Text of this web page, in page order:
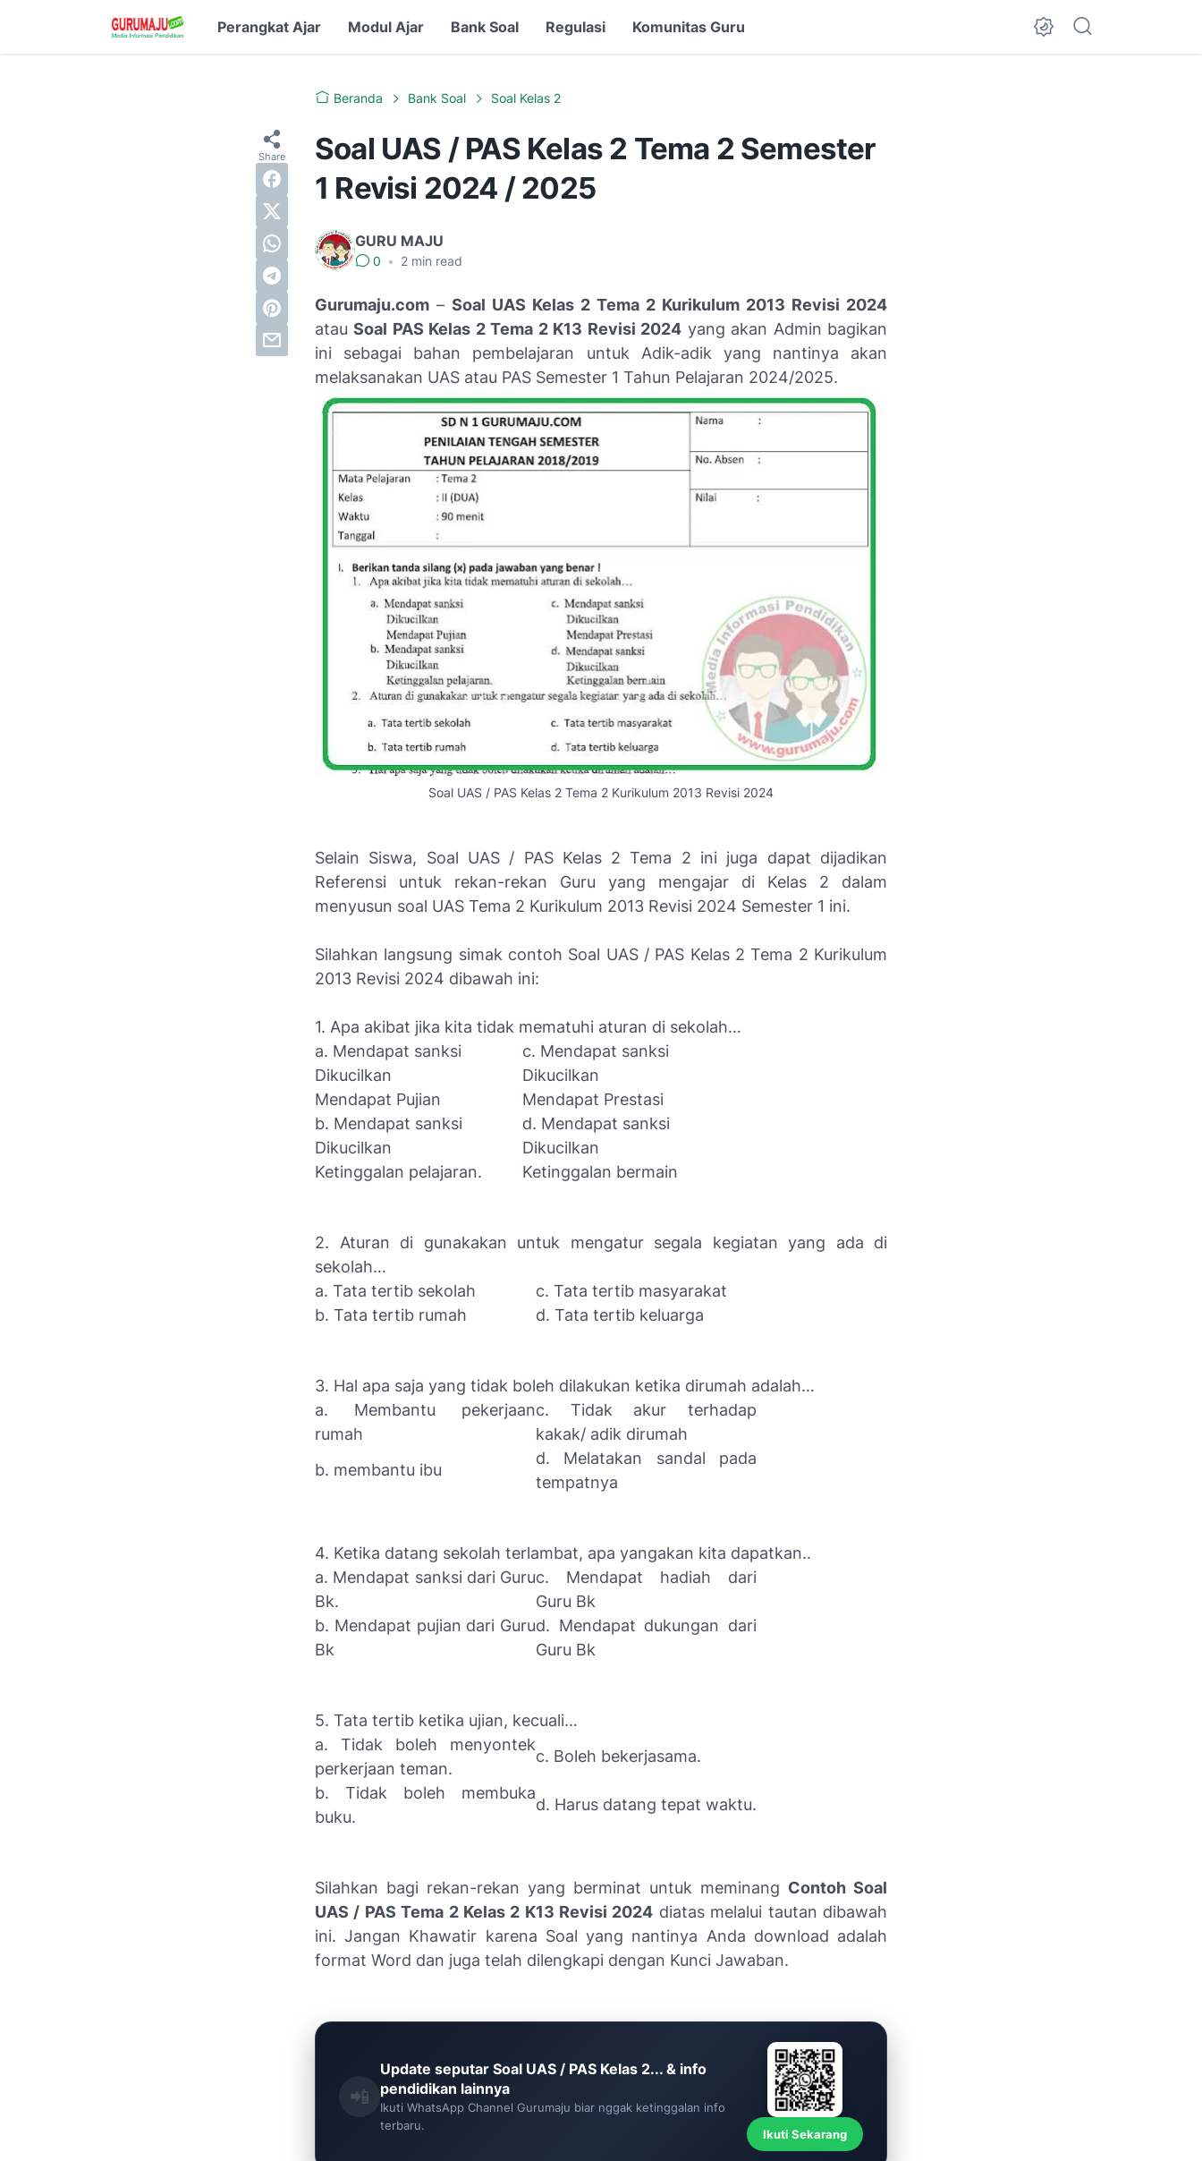
Perangkat Ajar Modul Ajar Bank Soal Regulasi Komunitas Guru
Beranda Bank Soal Soal Kelas 2
Soal UAS / PAS Kelas 2 Tema 2 Semester
1 Revisi 2024 / 2025
GURU MAJU
0 • 2 min read
Gurumaju.com – Soal UAS Kelas 2 Tema 2 Kurikulum 2013 Revisi 2024
atauSoal PAS Kelas 2 Tema 2 K13 Revisi 2024 yang akan Admin bagikan
ini sebagai bahan pembelajaran untuk Adik-adik yang nantinya akan
melaksanakan UAS atau PAS Semester 1 Tahun Pelajaran 2024/2025.
Soal UAS / PAS Kelas 2 Tema 2 Kurikulum 2013 Revisi 2024
Selain Siswa, Soal UAS / PAS Kelas 2 Tema 2 ini juga dapat dijadikan
Referensi untuk rekan-rekan Guru yang mengajar di Kelas 2 dalam
menyusun soal UAS Tema 2 Kurikulum 2013 Revisi 2024 Semester 1 ini.
Silahkan langsung simak contoh Soal UAS / PAS Kelas 2 Tema 2 Kurikulum
2013 Revisi 2024 dibawah ini:
1. Apa akibat jika kita tidak mematuhi aturan di sekolah…
a. Mendapat sanksi
Dikucilkan
Mendapat Pujian
c. Mendapat sanksi
Dikucilkan
Mendapat Prestasi
b. Mendapat sanksi
Dikucilkan
Ketinggalan pelajaran.
d. Mendapat sanksi
Dikucilkan
Ketinggalan bermain
2. Aturan di gunakakan untuk mengatur segala kegiatan yang ada di
sekolah…
a. Tata tertib sekolah
c. Tata tertib masyarakat
b. Tata tertib rumah
d. Tata tertib keluarga
3. Hal apa saja yang tidak boleh dilakukan ketika dirumah adalah…
a. Membantu pekerjaan
rumah
c. Tidak akur terhadap
kakak/ adik dirumah
b. membantu ibu
d. Melatakan sandal pada
tempatnya
4. Ketika datang sekolah terlambat, apa yangakan kita dapatkan..
a. Mendapat sanksi dari Guru
Bk.
c. Mendapat hadiah dari
Guru Bk
b. Mendapat pujian dari Guru
Bk
d. Mendapat dukungan dari
Guru Bk
5. Tata tertib ketika ujian, kecuali…
a. Tidak boleh menyontek
perkerjaan teman.
c. Boleh bekerjasama.
b. Tidak boleh membuka
buku.
d. Harus datang tepat waktu.
Silahkan bagi rekan-rekan yang berminat untuk meminang Contoh Soal
UAS / PAS Tema 2 Kelas 2 K13 Revisi 2024 diatas melalui tautan dibawah
ini. Jangan Khawatir karena Soal yang nantinya Anda download adalah
format Word dan juga telah dilengkapi dengan Kunci Jawaban.
📲
Update seputar Soal UAS / PAS Kelas 2... & info
pendidikan lainnya
Ikuti WhatsApp Channel Gurumaju biar nggak ketinggalan info
terbaru.
Ikuti Sekarang